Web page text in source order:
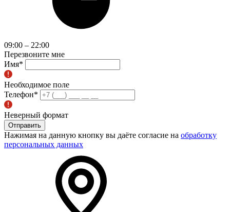
09:00 – 22:00
Перезвоните мне
Имя*
Необходимое поле
Телефон*
Неверный формат
Отправить
Нажимая на данную кнопку вы даёте согласие на обработку
персональных данных